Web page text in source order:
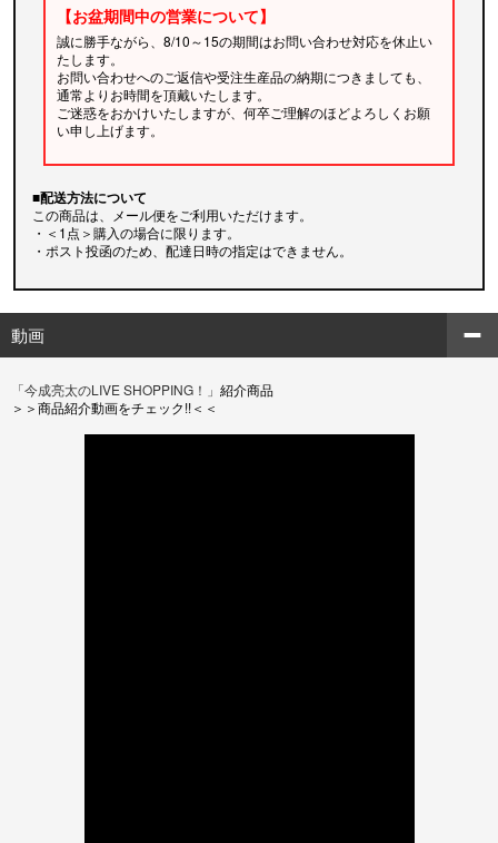
【お盆期間中の営業について】
誠に勝手ながら、8/10～15の期間はお問い合わせ対応を休止い
たします。
お問い合わせへのご返信や受注生産品の納期につきましても、
通常よりお時間を頂戴いたします。
ご迷惑をおかけいたしますが、何卒ご理解のほどよろしくお願
い申し上げます。
■配送方法について
この商品は、メール便をご利用いただけます。
・＜1点＞購入の場合に限ります。
・ポスト投函のため、配達日時の指定はできません。
動画
「今成亮太のLIVE SHOPPING！」 紹介商品
＞＞商品紹介動画をチェック!!＜＜